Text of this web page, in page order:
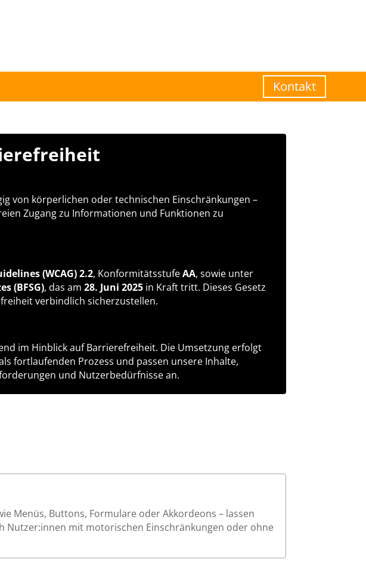
Kontakt
von körperlichen oder technischen Einschränkungen –
Zugang zu Informationen und Funktionen zu
(WCAG) 2.2, KonformitätsstufeAA, sowie unter
(BFSG), das am28. Juni 2025 in Kraft tritt. Dieses Gesetz
verbindlich sicherzustellen.
im Hinblick auf Barrierefreiheit. Die Umsetzung erfolgt
fortlaufenden Prozess und passen unsere Inhalte,
und Nutzerbedürfnisse an.
Menüs, Buttons, Formulare oder Akkordeons – lassen
Nutzer:innen mit motorischen Einschränkungen oder ohne